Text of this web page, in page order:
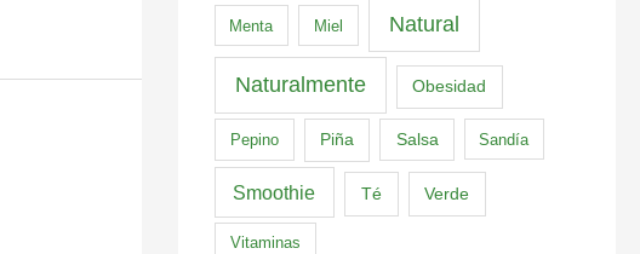
Menta Miel Natural
Naturalmente Obesidad
Pepino Piña Salsa Sandía
Smoothie Té Verde
Vitaminas